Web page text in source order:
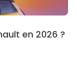
en 2026 ?